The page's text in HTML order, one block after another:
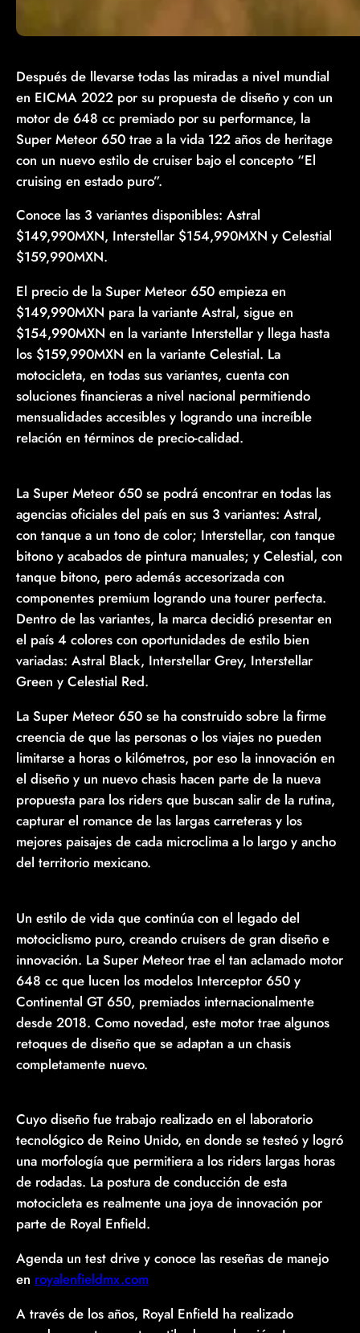
Después de llevarse todas las miradas a nivel mundial
en EICMA 2022 por su propuesta de diseño y con un
motor de 648 cc premiado por su performance, la
Super Meteor 650 trae a la vida 122 años de heritage
con un nuevo estilo de cruiser bajo el concepto “El
cruising en estado puro”.
Conoce las 3 variantes disponibles: Astral
$149,990MXN, Interstellar $154,990MXN y Celestial
$159,990MXN.
El precio de la Super Meteor 650 empieza en
$149,990MXN para la variante Astral, sigue en
$154,990MXN en la variante Interstellar y llega hasta
los $159,990MXN en la variante Celestial. La
motocicleta, en todas sus variantes, cuenta con
soluciones financieras a nivel nacional permitiendo
mensualidades accesibles y logrando una increíble
relación en términos de precio-calidad.
La Super Meteor 650 se podrá encontrar en todas las
agencias oficiales del país en sus 3 variantes: Astral,
con tanque a un tono de color; Interstellar, con tanque
bitono y acabados de pintura manuales; y Celestial, con
tanque bitono, pero además accesorizada con
componentes premium logrando una tourer perfecta.
Dentro de las variantes, la marca decidió presentar en
el país 4 colores con oportunidades de estilo bien
variadas: Astral Black, Interstellar Grey, Interstellar
Green y Celestial Red.
La Super Meteor 650 se ha construido sobre la firme
creencia de que las personas o los viajes no pueden
limitarse a horas o kilómetros, por eso la innovación en
el diseño y un nuevo chasis hacen parte de la nueva
propuesta para los riders que buscan salir de la rutina,
capturar el romance de las largas carreteras y los
mejores paisajes de cada microclima a lo largo y ancho
del territorio mexicano.
Un estilo de vida que continúa con el legado del
motociclismo puro, creando cruisers de gran diseño e
innovación. La Super Meteor trae el tan aclamado motor
648 cc que lucen los modelos Interceptor 650 y
Continental GT 650, premiados internacionalmente
desde 2018. Como novedad, este motor trae algunos
retoques de diseño que se adaptan a un chasis
completamente nuevo.
Cuyo diseño fue trabajo realizado en el laboratorio
tecnológico de Reino Unido, en donde se testeó y logró
una morfología que permitiera a los riders largas horas
de rodadas. La postura de conducción de esta
motocicleta es realmente una joya de innovación por
parte de Royal Enfield.
Agenda un test drive y conoce las reseñas de manejo
en royalenfieldmx.com
A través de los años, Royal Enfield ha realizado